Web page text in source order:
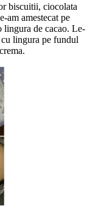
biscuitii, ciocolata
am amestecat pe
lingura de cacao. Le-
lingura pe fundul